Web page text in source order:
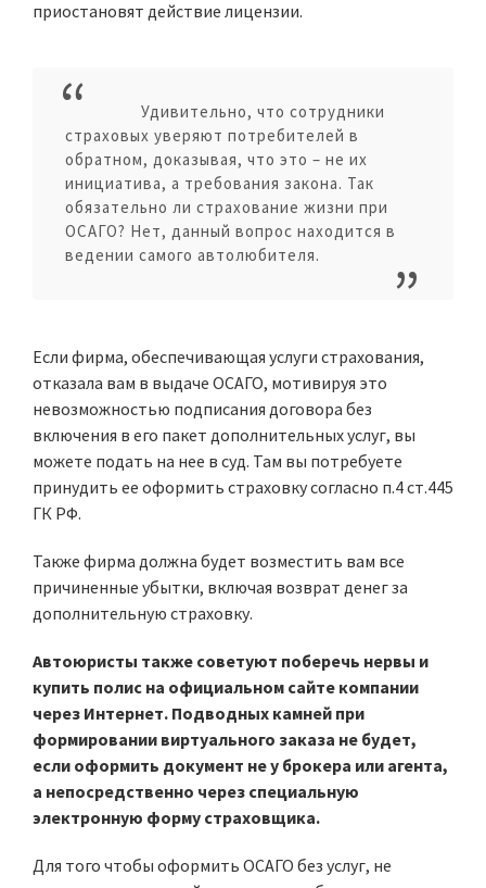
приостановят действие лицензии.
Удивительно, что сотрудники
страховых уверяют потребителей в
обратном, доказывая, что это – не их
инициатива, а требования закона. Так
обязательно ли страхование жизни при
ОСАГО? Нет, данный вопрос находится в
ведении самого автолюбителя.
Если фирма, обеспечивающая услуги страхования,
отказала вам в выдаче ОСАГО, мотивируя это
невозможностью подписания договора без
включения в его пакет дополнительных услуг, вы
можете подать на нее в суд. Там вы потребуете
принудить ее оформить страховку согласно п.4 ст.445
ГК РФ.
Также фирма должна будет возместить вам все
причиненные убытки, включая возврат денег за
дополнительную страховку.
Автоюристы также советуют поберечь нервы и
купить полис на официальном сайте компании
через Интернет. Подводных камней при
формировании виртуального заказа не будет,
если оформить документ не у брокера или агента,
а непосредственно через специальную
электронную форму страховщика.
Для того чтобы оформить ОСАГО без услуг, не